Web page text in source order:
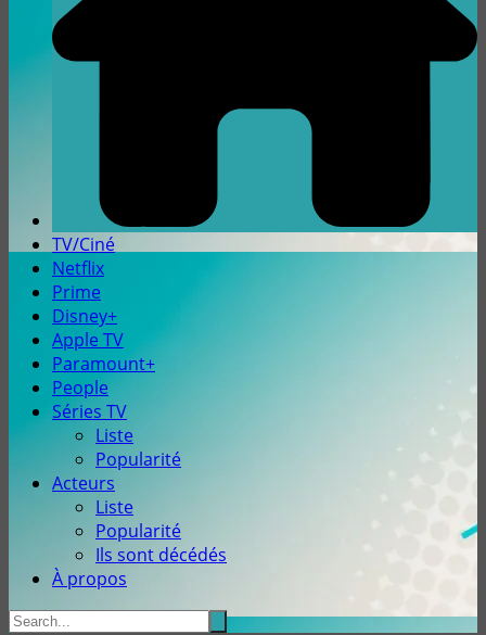
TV/Ciné
Netflix
Prime
Disney+
Apple TV
Paramount+
People
Séries TV
Liste
Popularité
Acteurs
Liste
Popularité
Ils sont décédés
À propos